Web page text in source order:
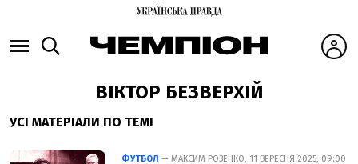
ВІКТОР БЕЗВЕРХІЙ
УСІ МАТЕРІАЛИ ПО ТЕМІ
ФУТБОЛ — МАКСИМ РОЗЕНКО, 11 ВЕРЕСНЯ 2025, 09:00